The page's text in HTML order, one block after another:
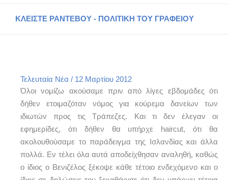
ΚΛΕΙΣΤΕ ΡΑΝΤΕΒΟΥ - ΠΟΛΙΤΙΚΗ ΤΟΥ ΓΡΑΦΕΙΟΥ
Τελευταία Νέα / 12 Μαρτίου 2012
Όλοι νομίζω ακούσαμε πριν από λίγες εβδομάδες ότι
δήθεν ετοιμαζόταν νόμος για κούρεμα δανείων των
ιδιωτών προς τις Τράπεζες. Και τι δεν έλεγαν οι
εφημερίδες, ότι δήθεν θα υπήρχε haircut, ότι θα
ακολουθούσαμε το παράδειγμα της Ισλανδίας και άλλα
πολλά. Εν τέλει όλα αυτά αποδείχθησαν αναληθή, καθώς
ο ίδιος ο Βενιζέλος ξέκοψε κάθε τέτοιο ενδεχόμενο και ο